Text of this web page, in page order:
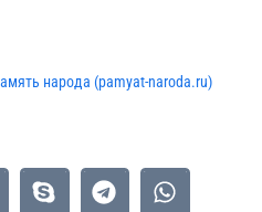
народа (pamyat-naroda.ru)